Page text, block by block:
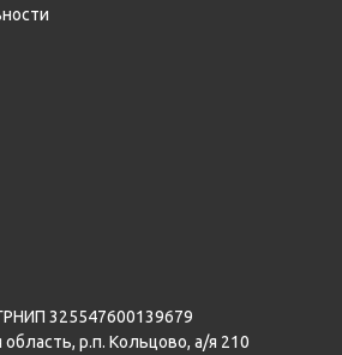
325547600139679
р.п. Кольцово, а/я 210